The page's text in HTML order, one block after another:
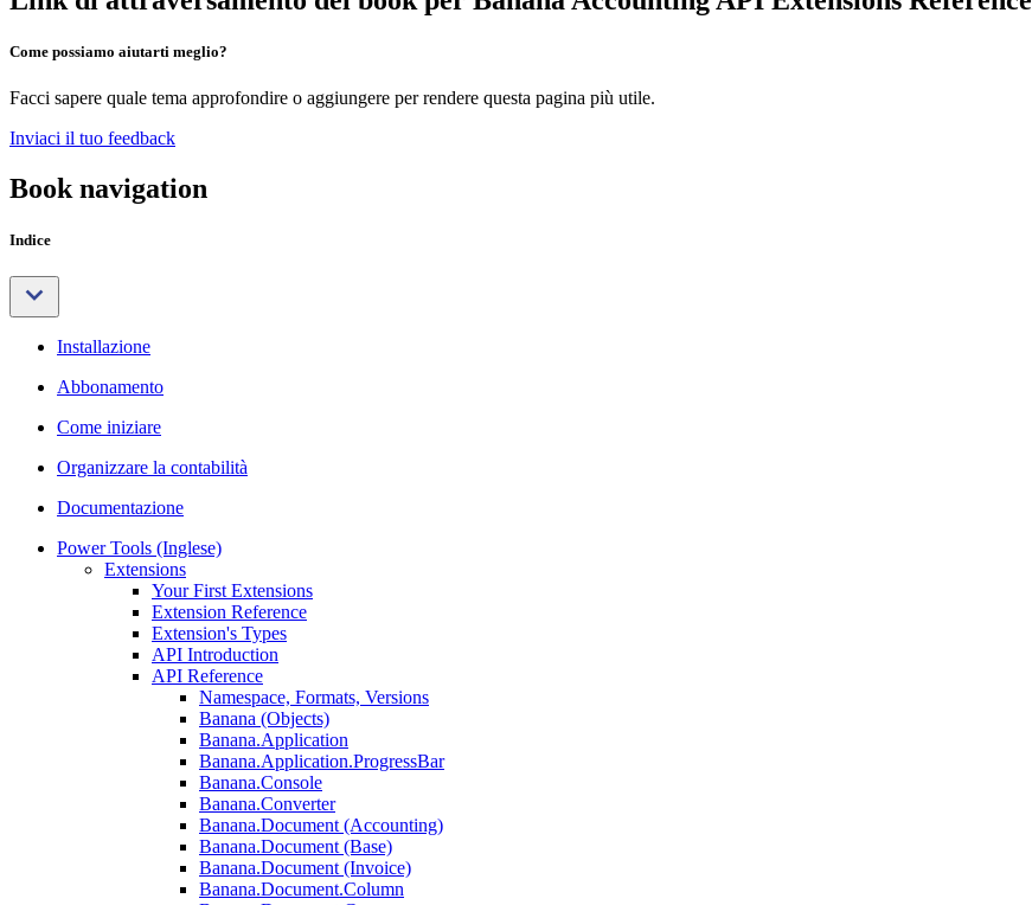
Come possiamo aiutarti meglio?
Facci sapere quale tema approfondire o aggiungere per rendere questa pagina più utile.
Inviaci il tuo feedback
Book navigation
Indice
Installazione
Abbonamento
Come iniziare
Organizzare la contabilità
Documentazione
Power Tools (Inglese)
Extensions
Your First Extensions
Extension Reference
Extension's Types
API Introduction
API Reference
Namespace, Formats, Versions
Banana (Objects)
Banana.Application
Banana.Application.ProgressBar
Banana.Console
Banana.Converter
Banana.Document (Accounting)
Banana.Document (Base)
Banana.Document (Invoice)
Banana.Document.Column